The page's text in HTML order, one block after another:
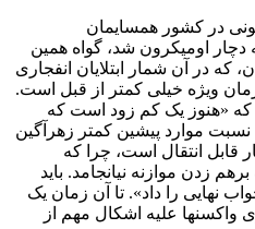
در کشور همسایمان
دچار اومیکرون شد، گواه همین
که در آن شمار ابتلایان انفجاری
ویژه خیلی کمتر از قبل است.
که «هنوز یک کم زود است که
موارد پیشین کمتر زهرآگین
قابل انتقال است، چرا که
برهم زدن موازنه نیانجامد. باید
نهایی را داد». تا آن زمان یک
واکسنها علیه اشکال مهم از